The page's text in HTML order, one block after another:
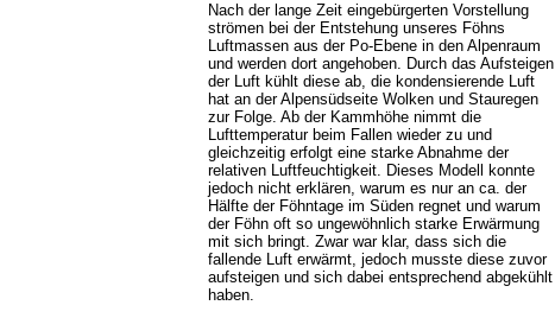
Nach der lange Zeit eingebürgerten Vorstellung
strömen bei der Entstehung unseres Föhns
Luftmassen aus der Po-Ebene in den Alpenraum
und werden dort angehoben. Durch das Aufsteigen
der Luft kühlt diese ab, die kondensierende Luft
hat an der Alpensüdseite Wolken und Stauregen
zur Folge. Ab der Kammhöhe nimmt die
Lufttemperatur beim Fallen wieder zu und
gleichzeitig erfolgt eine starke Abnahme der
relativen Luftfeuchtigkeit. Dieses Modell konnte
jedoch nicht erklären, warum es nur an ca. der
Hälfte der Föhntage im Süden regnet und warum
der Föhn oft so ungewöhnlich starke Erwärmung
mit sich bringt. Zwar war klar, dass sich die
fallende Luft erwärmt, jedoch musste diese zuvor
aufsteigen und sich dabei entsprechend abgekühlt
haben.